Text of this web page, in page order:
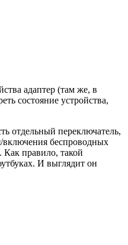
адаптер (там же, в
состояние устройства,
отдельный переключатель,
беспроводных
Как правило, такой
И выглядит он